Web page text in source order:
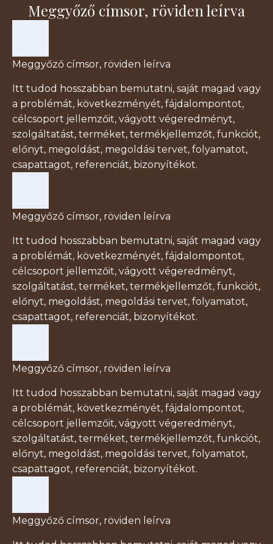
Meggyőző címsor, röviden leírva
Meggyőző címsor, röviden leírva
Itt tudod hosszabban bemutatni, saját magad vagy
a problémát, következményét, fájdalompontot,
célcsoport jellemzőit, vágyott végeredményt,
szolgáltatást, terméket, termékjellemzőt, funkciót,
előnyt, megoldást, megoldási tervet, folyamatot,
csapattagot, referenciát, bizonyítékot.
Meggyőző címsor, röviden leírva
Itt tudod hosszabban bemutatni, saját magad vagy
a problémát, következményét, fájdalompontot,
célcsoport jellemzőit, vágyott végeredményt,
szolgáltatást, terméket, termékjellemzőt, funkciót,
előnyt, megoldást, megoldási tervet, folyamatot,
csapattagot, referenciát, bizonyítékot.
Meggyőző címsor, röviden leírva
Itt tudod hosszabban bemutatni, saját magad vagy
a problémát, következményét, fájdalompontot,
célcsoport jellemzőit, vágyott végeredményt,
szolgáltatást, terméket, termékjellemzőt, funkciót,
előnyt, megoldást, megoldási tervet, folyamatot,
csapattagot, referenciát, bizonyítékot.
Meggyőző címsor, röviden leírva